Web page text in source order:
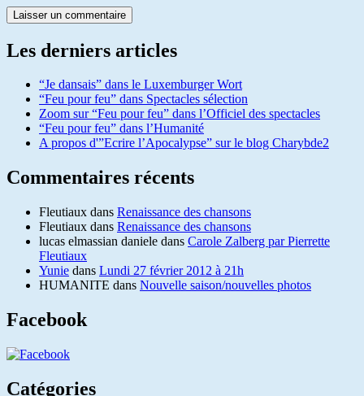
Les derniers articles
“Je dansais” dans le Luxemburger Wort
“Feu pour feu” dans Spectacles sélection
Zoom sur “Feu pour feu” dans l’Officiel des spectacles
“Feu pour feu” dans l’Humanité
A propos d'”Ecrire l’Apocalypse” sur le blog Charybde2
Commentaires récents
Fleutiaux dans Renaissance des chansons
Fleutiaux dans Renaissance des chansons
lucas elmassian daniele dans Carole Zalberg par Pierrette
Fleutiaux
Yunie dans Lundi 27 février 2012 à 21h
HUMANITE dans Nouvelle saison/nouvelles photos
Facebook
Catégories